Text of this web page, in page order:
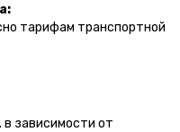
тарифам транспортной
зависимости от